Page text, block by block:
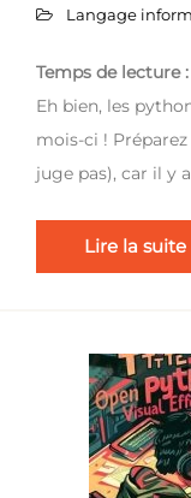
Langage
Temps de lecture :
Eh bien, les
mois-ci !
juge pas), car il y
Lire la suite